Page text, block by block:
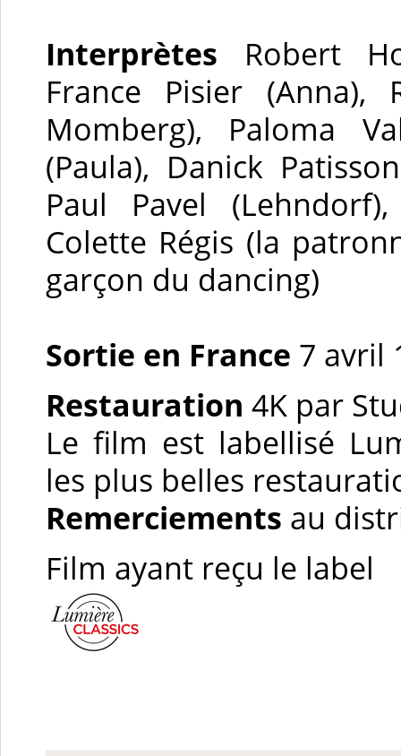
Interprètes Robert
France Pisier (Anna),
Momberg), Paloma
(Paula), Danick
Paul Pavel
Colette Régis (la
garçon du dancing)
Sortie en France 7 avril
Restauration 4K par
Le film est labellisé
les plus belles
Remerciements au
Film ayant reçu le label